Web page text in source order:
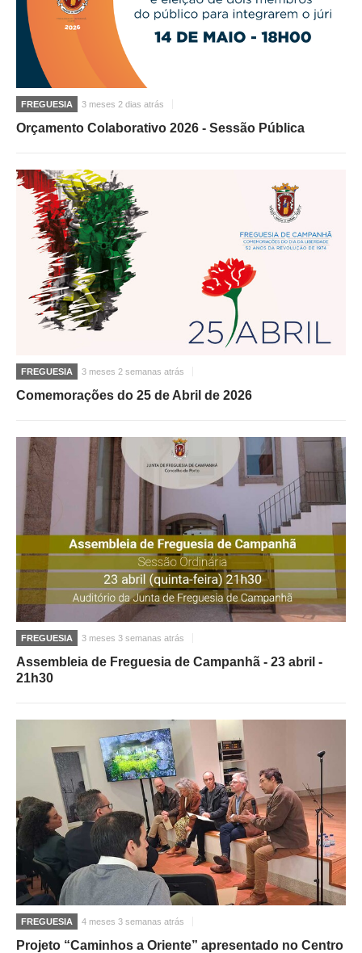
FREGUESIA 3 meses 2 dias atrás
Orçamento Colaborativo 2026 - Sessão Pública
FREGUESIA 3 meses 2 semanas atrás
Comemorações do 25 de Abril de 2026
FREGUESIA 3 meses 3 semanas atrás
Assembleia de Freguesia de Campanhã - 23 abril -
21h30
FREGUESIA 4 meses 3 semanas atrás
Projeto “Caminhos a Oriente” apresentado no Centro